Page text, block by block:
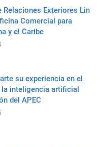
Relaciones Exteriores Lin
Comercial para
y el Caribe
su experiencia en el
inteligencia artificial
del APEC